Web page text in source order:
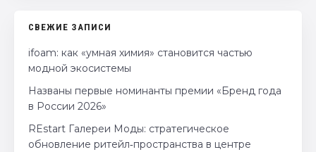
СВЕЖИЕ ЗАПИСИ
ifoam: как «умная химия» становится частью
модной экосистемы
Названы первые номинанты премии «Бренд года
в России 2026»
REstart Галереи Моды: стратегическое
обновление ритейл‑пространства в центре